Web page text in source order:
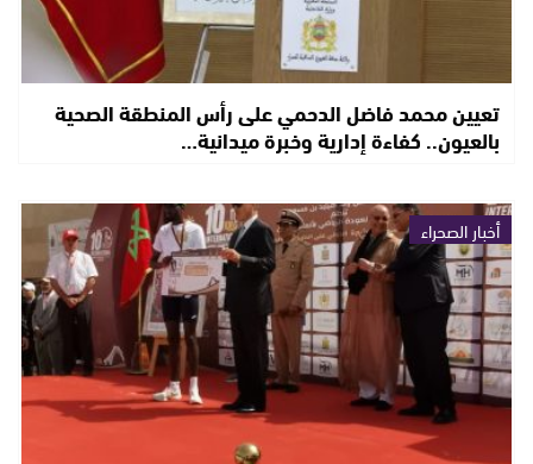
تعيين محمد فاضل الدحمي على رأس المنطقة الصحية
بالعيون.. كفاءة إدارية وخبرة ميدانية…
أخبار الصحراء